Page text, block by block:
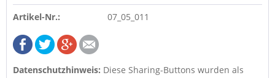
Artikel-Nr.: 07_05_011
Datenschutzhinweis: Diese Sharing-Buttons wurden als